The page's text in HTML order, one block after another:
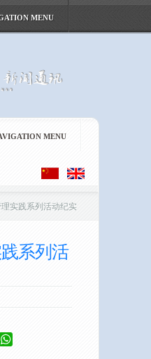
MENU
MENU
理实践系列活动纪实
系列活